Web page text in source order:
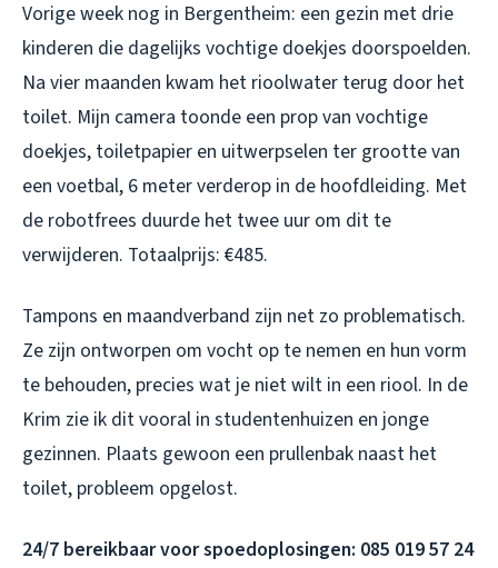
Vorige week nog in Bergentheim: een gezin met drie
kinderen die dagelijks vochtige doekjes doorspoelden.
Na vier maanden kwam het rioolwater terug door het
toilet. Mijn camera toonde een prop van vochtige
doekjes, toiletpapier en uitwerpselen ter grootte van
een voetbal, 6 meter verderop in de hoofdleiding. Met
de robotfrees duurde het twee uur om dit te
verwijderen. Totaalprijs: €485.
Tampons en maandverband zijn net zo problematisch.
Ze zijn ontworpen om vocht op te nemen en hun vorm
te behouden, precies wat je niet wilt in een riool. In de
Krim zie ik dit vooral in studentenhuizen en jonge
gezinnen. Plaats gewoon een prullenbak naast het
toilet, probleem opgelost.
24/7 bereikbaar voor spoedoplosingen: 085 019 57 24